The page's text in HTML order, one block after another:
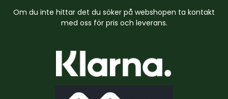
Om du inte hittar det du söker på webshopen ta kontakt
med oss för pris och leverans.